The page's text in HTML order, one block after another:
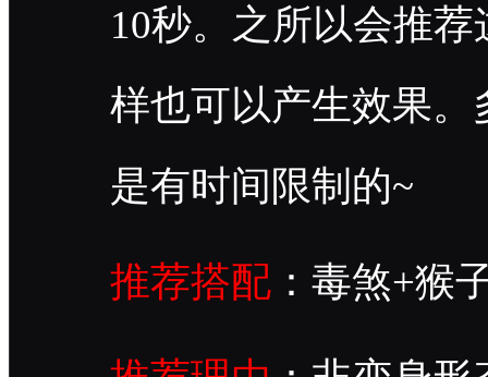
10秒。之所以会推
样也可以产生效果
是有时间限制的~
推荐搭配 ：毒煞+猴